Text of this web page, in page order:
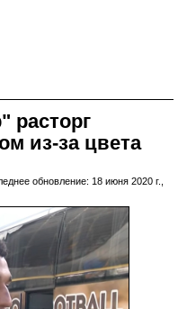
расторг
из-за цвета
обновление: 18 июня 2020 г.,